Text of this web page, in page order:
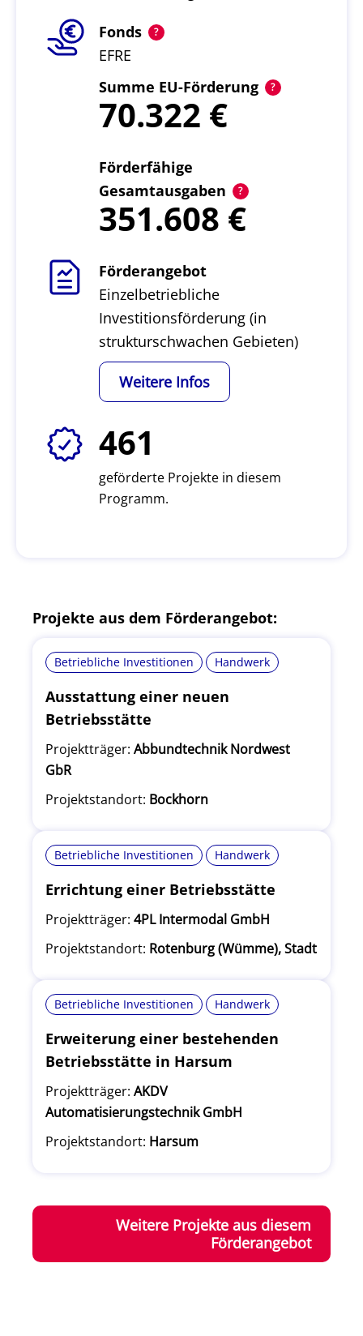
Fonds
EFRE
Summe EU-Förderung
70.322
Förderfähige
Gesamtausgaben
351.608
Förderangebot
Einzelbetriebliche
Investitionsförderung (in
strukturschwachen Gebieten)
Weitere Infos
461
geförderte Projekte in diesem
Programm.
Projekte aus dem Förderangebot:
Betriebliche Investitionen Handwerk
Ausstattung einer neuen
Betriebsstätte
Projektträger: Abbundtechnik Nordwest
GbR
Projektstandort: Bockhorn
Betriebliche Investitionen Handwerk
Errichtung einer Betriebsstätte
Projektträger: 4PL Intermodal GmbH
Projektstandort: Rotenburg (Wümme), Stadt
Betriebliche Investitionen Handwerk
Erweiterung einer bestehenden
Betriebsstätte in Harsum
Projektträger: AKDV
Automatisierungstechnik GmbH
Projektstandort: Harsum
Weitere Projekte aus diesem
Förderangebot